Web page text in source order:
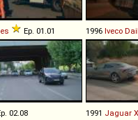
Ep. 01.01 1996 Iveco
02.08 1991 Jaguar